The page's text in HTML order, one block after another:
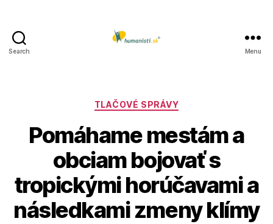
Search Menu
Kategórie
TLAČOVÉ SPRÁVY
Pomáhame mestám a
obciam bojovať s
tropickými horúčavami a
následkami zmeny klímy